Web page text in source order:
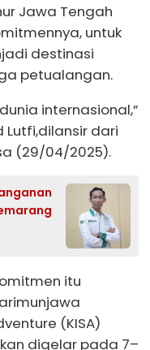
Jawa Tengah
untuk
destinasi
petualangan.
internasional,”
Lutfi,dilansir dari
(29/04/2025).
itu
(KISA)
digelar pada 7–